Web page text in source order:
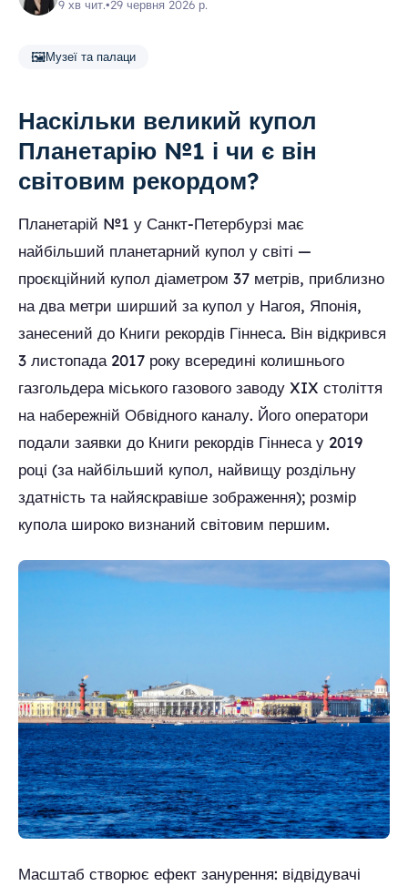
9 хв чит.•29 червня 2026 р.
🖼️Музеї та палаци
Наскільки великий купол
Планетарію №1 і чи є він
світовим рекордом?
Планетарій №1 у Санкт-Петербурзі має
найбільший планетарний купол у світі —
проєкційний купол діаметром 37 метрів, приблизно
на два метри ширший за купол у Нагоя, Японія,
занесений до Книги рекордів Гіннеса. Він відкрився
3 листопада 2017 року всередині колишнього
газгольдера міського газового заводу XIX століття
на набережній Обвідного каналу. Його оператори
подали заявки до Книги рекордів Гіннеса у 2019
році (за найбільший купол, найвищу роздільну
здатність та найяскравіше зображення); розмір
купола широко визнаний світовим першим.
Масштаб створює ефект занурення: відвідувачі